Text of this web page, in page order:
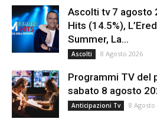
Ascolti tv 7 agosto
Hits (14.5%),
Summer, La...
Ascolti 8 Agosto 2026
Programmi TV del
sabato 8 agosto
Anticipazioni Tv 8 Agosto